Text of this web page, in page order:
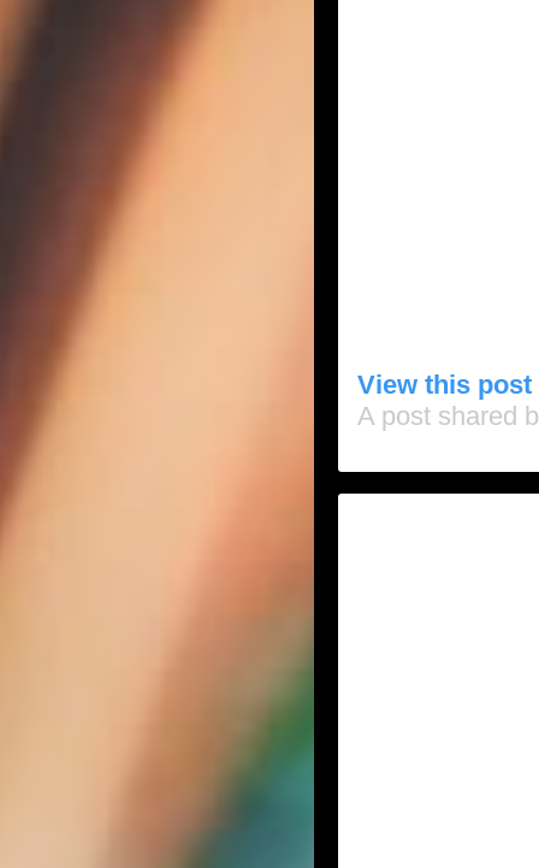
View this
A post shared